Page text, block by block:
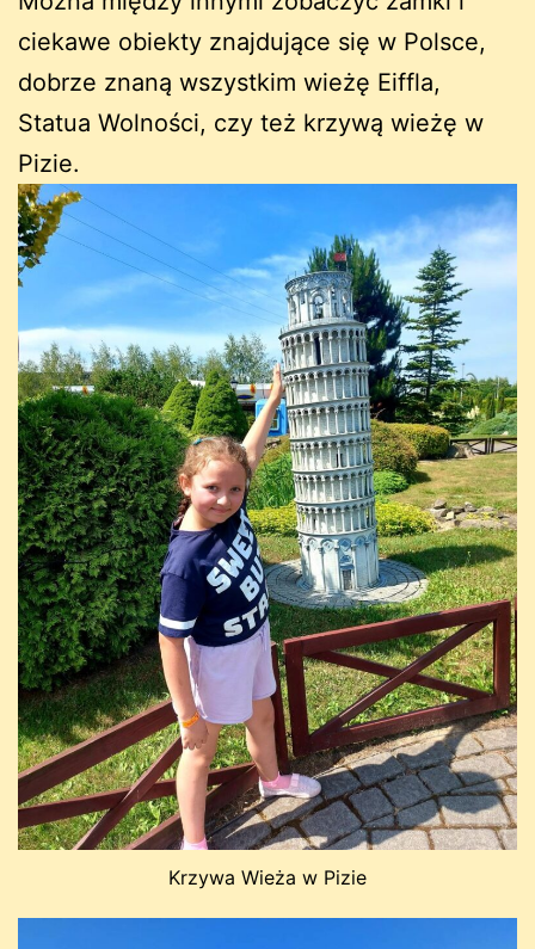
ciekawe obiekty znajdujące się w Polsce,
dobrze znaną wszystkim wieżę Eiffla,
Statua Wolności, czy też krzywą wieżę w
Pizie.
Krzywa Wieża w Pizie